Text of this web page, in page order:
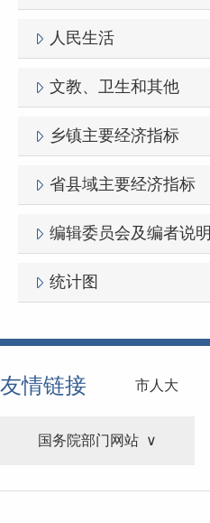
人民生活
文教、卫生和其他
乡镇主要经济指标
省县域主要经济指标
编辑委员会及编者说明
统计图
友情链接 市人大
国务院部门网站